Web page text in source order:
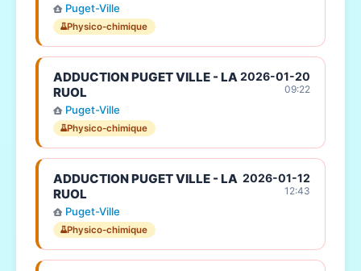
Puget-Ville
Physico-chimique
ADDUCTION PUGET VILLE - LA
RUOL
Puget-Ville
Physico-chimique
2026-01-20
09:22
ADDUCTION PUGET VILLE - LA
RUOL
Puget-Ville
Physico-chimique
2026-01-12
12:43